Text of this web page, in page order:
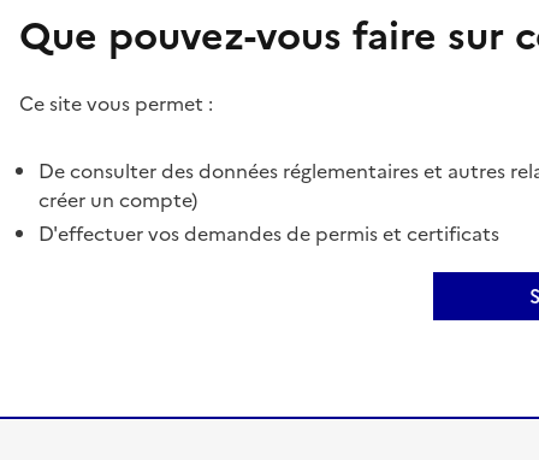
Que pouvez-vous faire sur
Ce site vous permet :
De consulter des données réglementaires et autres
créer un compte)
D'effectuer vos demandes de permis et certificats